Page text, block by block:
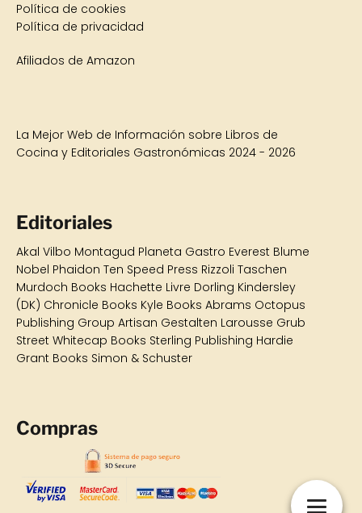
Política de cookies
Política de privacidad
Afiliados de Amazon
La Mejor Web de Información sobre Libros de
Cocina y Editoriales Gastronómicas 2024 - 2026
Editoriales
Akal Vilbo Montagud Planeta Gastro Everest Blume
Nobel Phaidon Ten Speed Press Rizzoli Taschen
Murdoch Books Hachette Livre Dorling Kindersley
(DK) Chronicle Books Kyle Books Abrams Octopus
Publishing Group Artisan Gestalten Larousse Grub
Street Whitecap Books Sterling Publishing Hardie
Grant Books Simon & Schuster
Compras